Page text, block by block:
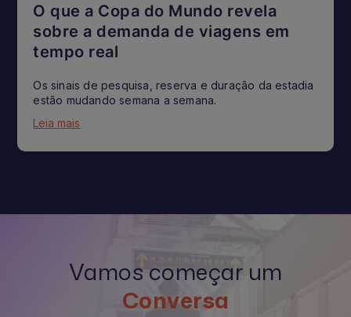
O que a Copa do Mundo revela
sobre a demanda de viagens em
tempo real
Os sinais de pesquisa, reserva e duração da estadia
estão mudando semana a semana.
Leia mais
Vamos começar um
Conversa